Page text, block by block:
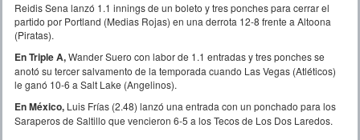
Reidis Sena lanzó 1.1 innings de un boleto y tres ponches para cerrar el
partido por Portland (Medias Rojas) en una derrota 12-8 frente a Altoona
(Piratas).
En Triple A,Wander Suero con labor de 1.1 entradas y tres ponches se
anotó su tercer salvamento de la temporada cuando Las Vegas (Atléticos)
le ganó 10-6 a Salt Lake (Angelinos).
En México, Luis Frías (2.48) lanzó una entrada con un ponchado para los
Saraperos de Saltillo que vencieron 6-5 a los Tecos de Los Dos Laredos.